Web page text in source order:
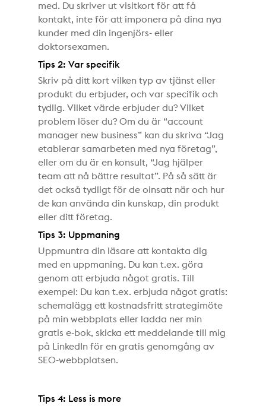
med. Du skriver ut visitkort för att få
kontakt, inte för att imponera på dina nya
kunder med din ingenjörs- eller
doktorsexamen.
Tips 2: Var specifik
Skriv på ditt kort vilken typ av tjänst eller
produkt du erbjuder, och var specifik och
tydlig. Vilket värde erbjuder du? Vilket
problem löser du? Om du är “account
manager new business” kan du skriva “Jag
etablerar samarbeten med nya företag”,
eller om du är en konsult, “Jag hjälper
team att nå bättre resultat”. På så sätt är
det också tydligt för de oinsatt när och hur
de kan använda din kunskap, din produkt
eller ditt företag.
Tips 3: Uppmaning
Uppmuntra din läsare att kontakta dig
med en uppmaning. Du kan t.ex. göra
genom att erbjuda något gratis. Till
exempel: Du kan t.ex. erbjuda något gratis:
schemalägg ett kostnadsfritt strategimöte
på min webbplats eller ladda ner min
gratis e-bok, skicka ett meddelande till mig
på LinkedIn för en gratis genomgång av
SEO-webbplatsen.
Tips 4: Less is more